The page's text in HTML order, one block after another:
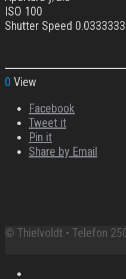
ISO 100
Shutter Speed
0 View
Facebook
Tweet it
Pin it
Share by Email
© Thielvoldt • Telefon